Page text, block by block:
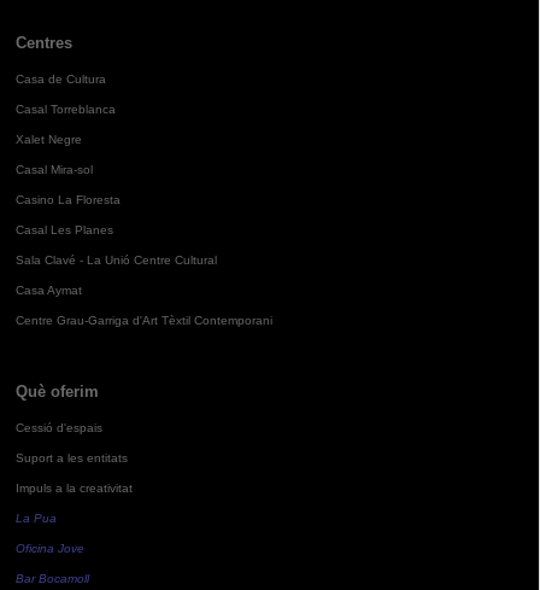
Centres
Casa de Cultura
Casal Torreblanca
Xalet Negre
Casal Mira-sol
Casino La Floresta
Casal Les Planes
Sala Clavé - La Unió Centre Cultural
Casa Aymat
Centre Grau-Garriga d'Art Tèxtil Contemporani
Què oferim
Cessió d'espais
Suport a les entitats
Impuls a la creativitat
La Pua
Oficina Jove
Bar Bocamoll